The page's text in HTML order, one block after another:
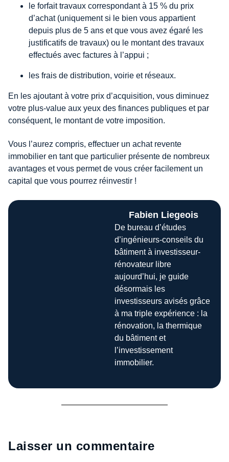
le forfait travaux correspondant à 15 % du prix
d’achat (uniquement si le bien vous appartient
depuis plus de 5 ans et que vous avez égaré les
justificatifs de travaux) ou le montant des travaux
effectués avec factures à l’appui ;
les frais de distribution, voirie et réseaux.
En les ajoutant à votre prix d’acquisition, vous diminuez
votre plus-value aux yeux des finances publiques et par
conséquent, le montant de votre imposition.
Vous l’aurez compris, effectuer un achat revente
immobilier en tant que particulier présente de nombreux
avantages et vous permet de vous créer facilement un
capital que vous pourrez réinvestir !
Fabien Liegeois
De bureau d’études
d’ingénieurs-conseils du
bâtiment à investisseur-
rénovateur libre
aujourd’hui, je guide
désormais les
investisseurs avisés grâce
à ma triple expérience : la
rénovation, la thermique
du bâtiment et
l’investissement
immobilier.
Laisser un commentaire